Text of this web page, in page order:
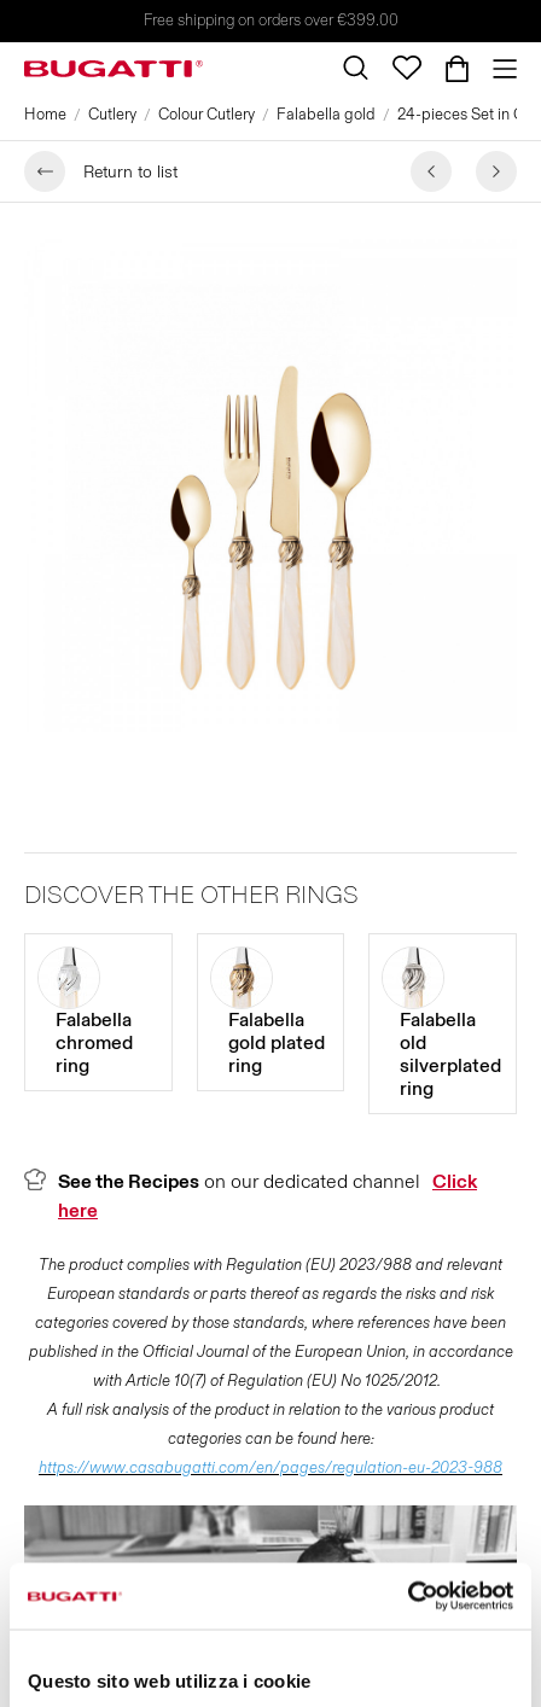
Questo sito web utilizza i cookie
Free shipping on orders over €399.00
Home Cutlery Colour Cutlery Falabella gold 24-pieces Set in
Return to list
DISCOVER THE OTHER RINGS
Falabella
chromed
ring
Falabella
gold plated
ring
Falabella
old
silverplated
ring
See the Recipes on our dedicated channel Click
here
The product complies with Regulation (EU) 2023/988 and relevant
European standards or parts thereof as regards the risks and risk
categories covered by those standards, where references have been
published in the Official Journal of the European Union, in accordance
with Article 10(7) of Regulation (EU) No 1025/2012.
A full risk analysis of the product in relation to the various product
categories can be found here:
https://www.casabugatti.com/en/pages/regulation-eu-2023-988